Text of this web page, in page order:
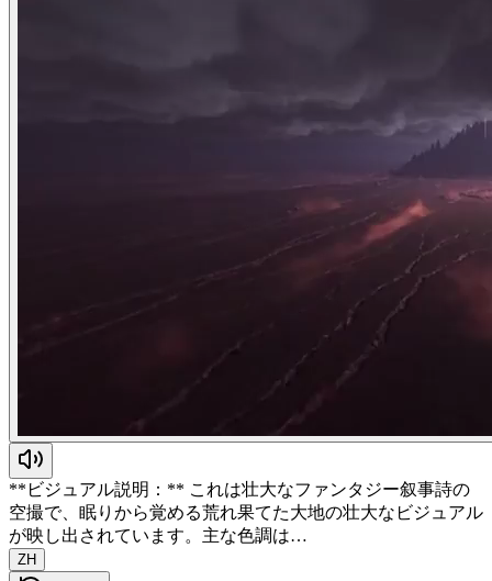
**ビジュアル説明：** これは壮大なファンタジー叙事詩の
空撮で、眠りから覚める荒れ果てた大地の壮大なビジュアル
が映し出されています。主な色調は…
ZH